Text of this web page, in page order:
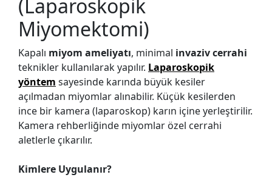
(Laparoskopik
Miyomektomi)
Kapalı miyom ameliyatı, minimal invaziv cerrahi
teknikler kullanılarak yapılır. Laparoskopik
yöntem sayesinde karında büyük kesiler
açılmadan miyomlar alınabilir. Küçük kesilerden
ince bir kamera (laparoskop) karın içine yerleştirilir.
Kamera rehberliğinde miyomlar özel cerrahi
aletlerle çıkarılır.
Kimlere Uygulanır?